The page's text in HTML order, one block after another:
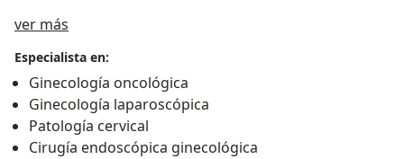
ver más
Especialista en:
Ginecología oncológica
Ginecología laparoscópica
Patología cervical
Cirugía endoscópica ginecológica